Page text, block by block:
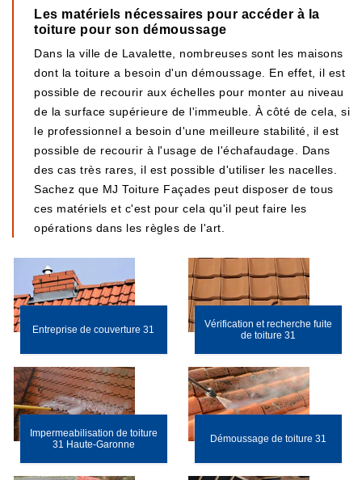
Les matériels nécessaires pour accéder à la
toiture pour son démoussage
Dans la ville de Lavalette, nombreuses sont les maisons
dont la toiture a besoin d'un démoussage. En effet, il est
possible de recourir aux échelles pour monter au niveau
de la surface supérieure de l'immeuble. À côté de cela, si
le professionnel a besoin d'une meilleure stabilité, il est
possible de recourir à l'usage de l'échafaudage. Dans
des cas très rares, il est possible d'utiliser les nacelles.
Sachez que MJ Toiture Façades peut disposer de tous
ces matériels et c'est pour cela qu'il peut faire les
opérations dans les règles de l'art.
Entreprise de couverture 31
Vérification et recherche fuite
de toiture 31
Impermeabilisation de toiture
31 Haute-Garonne
Démoussage de toiture 31